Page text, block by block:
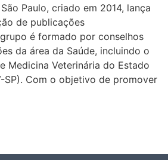
Paulo, criado em 2014, lança
de publicações
é formado por conselhos
da área da Saúde, incluindo o
Medicina Veterinária do Estado
SP). Com o objetivo de promover